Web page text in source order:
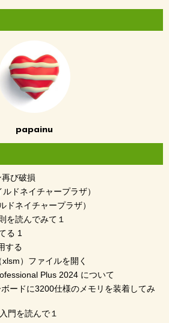
papainu
び破損
ドネイチャープラザ）
ドネイチャープラザ）
を読んでみて１
る 1
する
）ファイルを開く
Plus 2024 について
ードに3200仕様のメモリを装着してみ
門を読んで１